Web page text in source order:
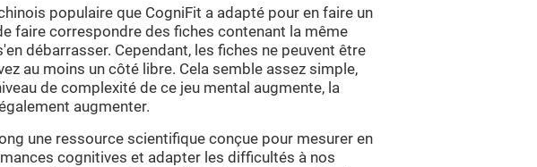
populaire que CogniFit a adapté pour en faire un
faire correspondre des fiches contenant la même
débarrasser. Cependant, les fiches ne peuvent être
au moins un côté libre. Cela semble assez simple,
de complexité de ce jeu mental augmente, la
augmenter.
une ressource scientifique conçue pour mesurer en
cognitives et adapter les difficultés à nos